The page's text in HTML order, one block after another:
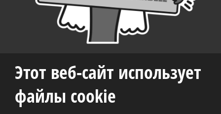
Этот веб-сайт использует
файлы cookie